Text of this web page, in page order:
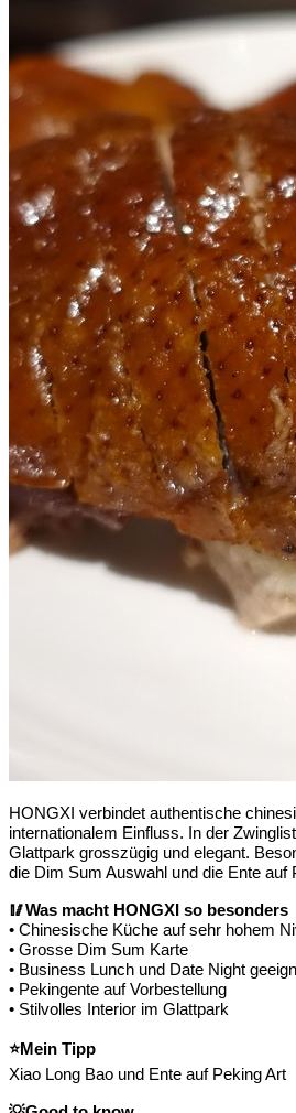
HONGXI verbindet authentische
internationalem Einfluss. In der
Glattpark grosszügig und elegant.
die Dim Sum Auswahl und die Ente auf
🥢Was macht HONGXI so besonders
• Chinesische Küche auf sehr hohem
• Grosse Dim Sum Karte
• Business Lunch und Date Night
• Pekingente auf Vorbestellung
• Stilvolles Interior im Glattpark
⭐Mein Tipp
Xiao Long Bao und Ente auf Peking Art